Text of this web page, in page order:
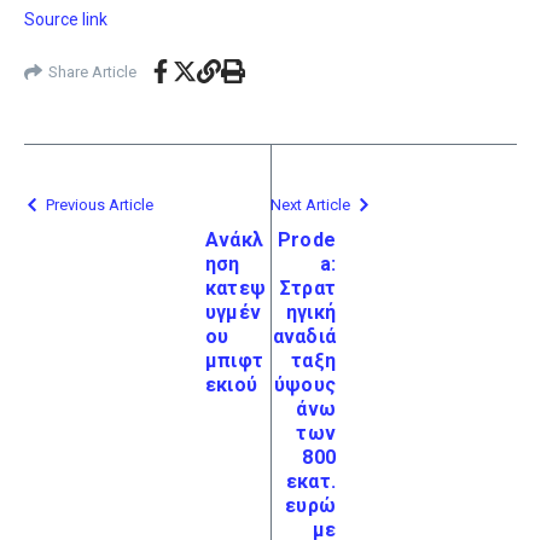
Source link
Share Article
Previous Article
Ανάκλ
ηση
κατεψ
υγμέν
ου
μπιφτ
εκιού
Next Article
Prode
a:
Στρατ
ηγική
αναδιά
ταξη
ύψους
άνω
των
800
εκατ.
ευρώ
με